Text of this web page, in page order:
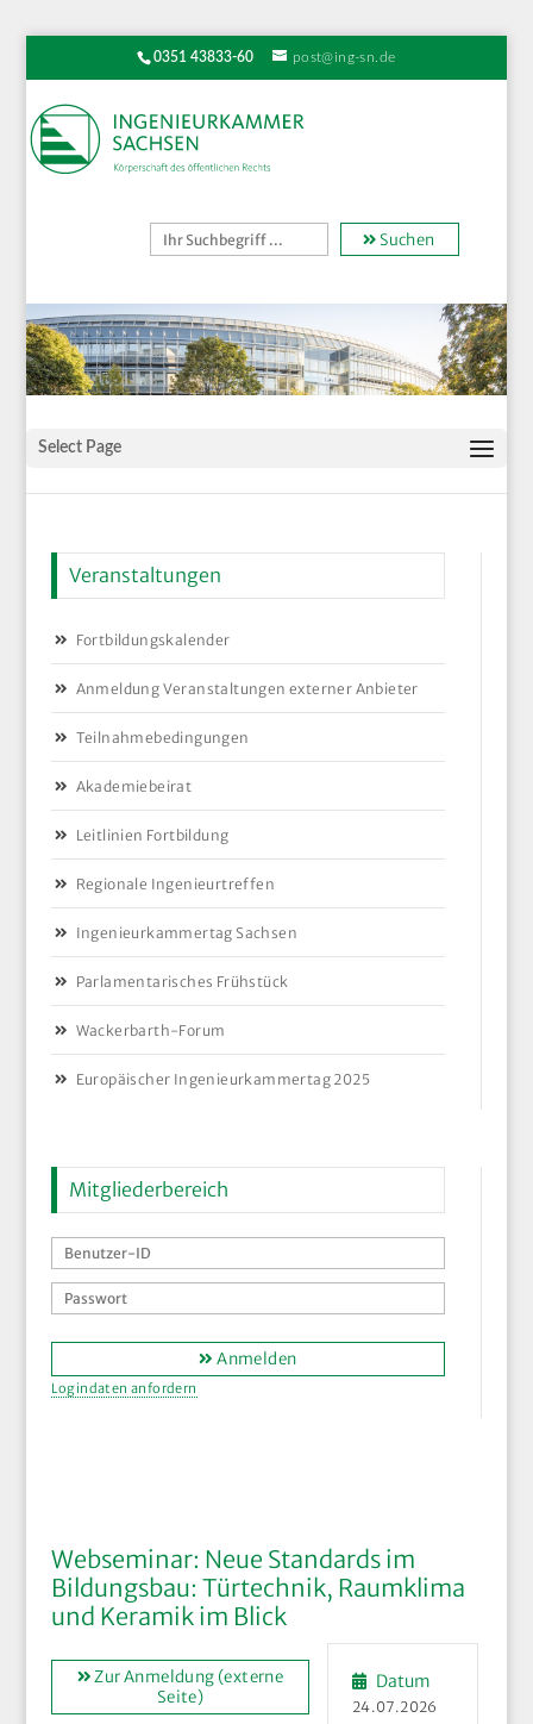
0351 43833-60 post@ing-sn.de
Suchen
Select Page
Veranstaltungen
Fortbildungskalender
Anmeldung Veranstaltungen externer Anbieter
Teilnahmebedingungen
Akademiebeirat
Leitlinien Fortbildung
Regionale Ingenieurtreffen
Ingenieurkammertag Sachsen
Parlamentarisches Frühstück
Wackerbarth-Forum
Europäischer Ingenieurkammertag 2025
Mitgliederbereich
Anmelden
Logindaten anfordern
Webseminar: Neue Standards im
Bildungsbau: Türtechnik, Raumklima
und Keramik im Blick
Zur Anmeldung (externe
Seite)
Datum
24.07.2026